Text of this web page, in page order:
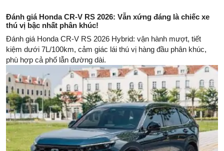
Đánh giá Honda CR-V RS 2026: Vẫn xứng đáng là chiếc xe
thú vị bậc nhất phân khúc!
Đánh giá Honda CR-V RS 2026 Hybrid: vận hành mượt, tiết
kiệm dưới 7L/100km, cảm giác lái thú vị hàng đầu phân khúc,
phù hợp cả phố lẫn đường dài.